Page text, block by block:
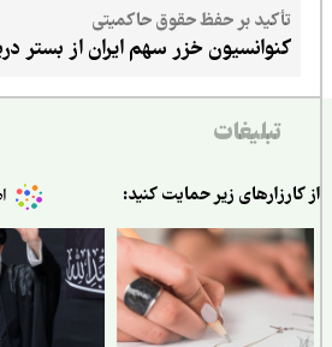
تأکید بر حفظ حقوق حاکمیتی
کنوانسیون خزر سهم ایران از بستر دریا
تبلیغات
زیر حمایت کنید: